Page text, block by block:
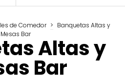
de Comedor > Banquetas Altas y
Mesas Bar
Altas y
Bar